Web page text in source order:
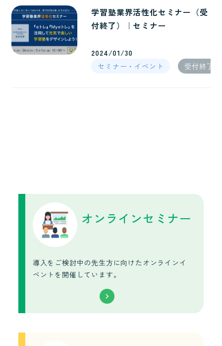
学習塾業界活性化セミナー（受
付終了）｜セミナー
2024/01/30
セミナー・イベント
受付終了
オンラインセミナー
導入をご検討中の先生方に向けたオンラインイ
ベントを開催しています。